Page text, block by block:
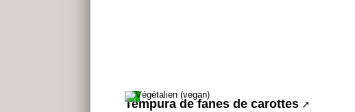
Tempura de fanes de carottes